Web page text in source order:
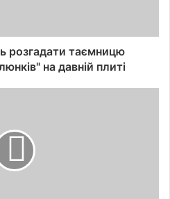
розгадати таємницю
на давній плиті